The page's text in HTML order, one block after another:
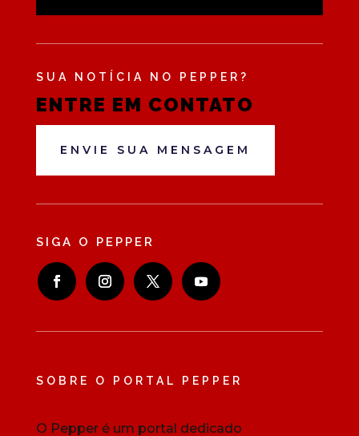
SUA NOTÍCIA NO PEPPER?
ENTRE EM CONTATO
ENVIE SUA MENSAGEM
SIGA O PEPPER
SOBRE O PORTAL PEPPER
O Pepper é um portal dedicado